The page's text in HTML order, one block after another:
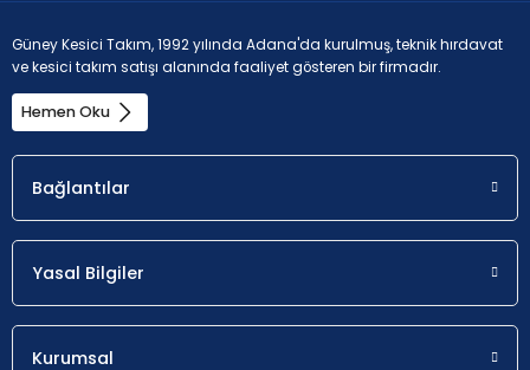
Güney Kesici Takım, 1992 yılında Adana'da kurulmuş, teknik hırdavat
ve kesici takım satışı alanında faaliyet gösteren bir firmadır.
Hemen Oku
Bağlantılar
Yasal Bilgiler
Kurumsal